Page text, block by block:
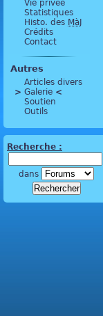
Vie privée
Statistiques
Histo. des MàJ
Crédits
Contact
Autres
Articles divers
> Galerie <
Soutien
Outils
Recherche :
dans